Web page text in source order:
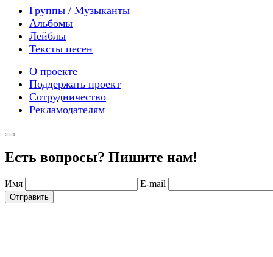
Группы / Музыканты
Альбомы
Лейблы
Тексты песен
О проекте
Поддержать проект
Сотрудничество
Рекламодателям
Есть вопросы? Пишите нам!
Имя E-mail